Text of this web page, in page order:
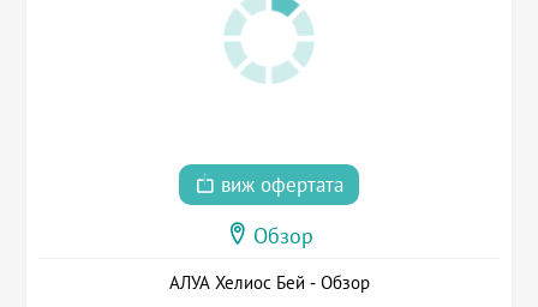
виж офертата
Обзор
АЛУА Хелиос Бей - Обзор